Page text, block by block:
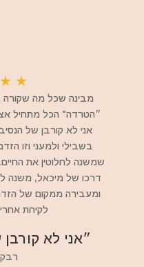
★
★
מבינה שכל מה שקורה
״הטרדה" הכל מתחיל
אני לא קורבן של
בשבילי ולמעני וזו
שמשנה לחלוטין את
דרכו של מיכאל, משנה
ומעבירה ממקום של
לקיחת
״אני לא